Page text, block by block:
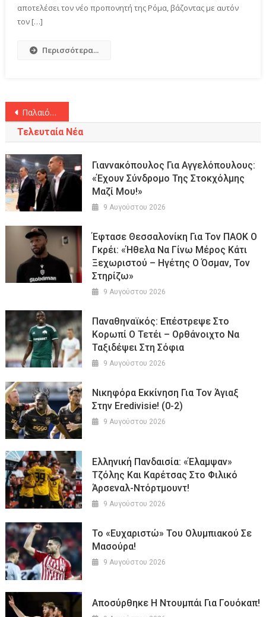
αποτελέσει τον νέο προπονητή της Ρόμα, βάζοντας με αυτόν
τον […]
Περισσότερα...
Πλοήγηση
άρθρων
Παλαιότερα άρθρα
Τελευταία Νέα
Γιαννακόπουλος Για Αγγελόπουλους:
«Έχουν Σύνδρομο Της Στοκχόλμης
Μαζί Μου!»
9 Αυγούστου 2026
Έφτασε Θεσσαλονίκη Για Τον ΠΑΟΚ Ο
Γκρέι: «Ήθελα Να Γίνω Μέρος Κάτι
Ξεχωριστού – Ηγέτης Ο Όσμαν, Τον
Στηρίζω»
9 Αυγούστου 2026
Παναθηναϊκός: Επέστρεψε Στο
Κορωπί Ο Τετέι – Ορθάνοιχτο Να
Ταξιδέψει Στη Σόφια
9 Αυγούστου 2026
Νικηφόρα Εκκίνηση Για Τον Άγιαξ
Στην Eredivisie! (0-2)
9 Αυγούστου 2026
Ελληνική Πανδαισία: «Έλαμψαν»
Τζόλης Και Καρέτσας Στο Φιλικό
Άρσεναλ-Ντόρτμουντ!
9 Αυγούστου 2026
Το «ευχαριστώ» Του Ολυμπιακού Σε
Μασούρα!
9 Αυγούστου 2026
Aποσύρθηκε Η Ντουμπάι Για Γουόκαπ!